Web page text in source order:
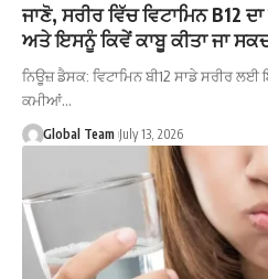
ਜਾਣੋ, ਸਰੀਰ ਵਿੱਚ ਵਿਟਾਮਿਨ B12
ਅਤੇ ਇਸਨੂੰ ਕਿਵੇਂ ਕਾਬੂ ਕੀਤਾ ਜਾ
ਨਿਊਜ਼ ਡੈਸਕ: ਵਿਟਾਮਿਨ ਬੀ12 ਸਾਡੇ ਸਰੀਰ
ਕਮੀਆਂ…
Global Team July 13, 2026